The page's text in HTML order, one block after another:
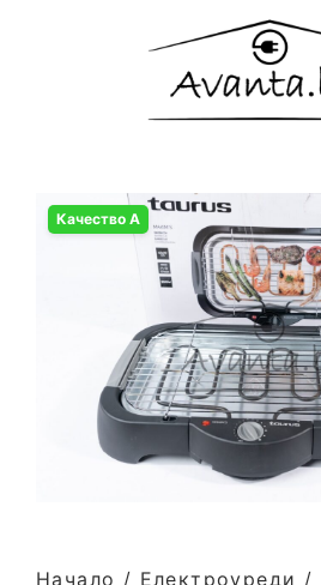
Качество А
Начало / Електроуреди /